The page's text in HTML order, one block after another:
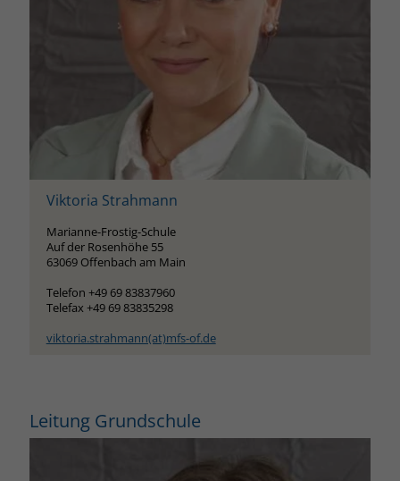
Viktoria Strahmann
Marianne-Frostig-Schule
Auf der Rosenhöhe 55
63069 Offenbach am Main
Telefon +49 69 83837960
Telefax +49 69 83835298
viktoria.strahmann(at)mfs-of.de
Leitung Grundschule
.fonts.net
30 Minuten
Zweck
This cookie, set by Cloudflare, is used to
support Cloudflare Bot Management.
Anbieter jobs.stiftung-liebenau.de
Laufzeit Session
Zweck
Behält die Zustände des Benutzers bei